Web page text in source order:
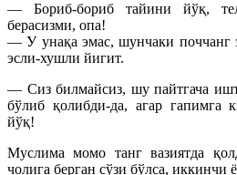
— Бориб-бориб тайини йўқ,
берасизми, опа!
— У унақа эмас, шунчаки поччанг
эсли-хушли йигит.
— Сиз билмайсиз, шу пайтгача
бўлиб қолибди-да, агар гапимга
йўқ!
Муслима момо танг вазиятда
чолига берган сўзи бўлса, иккинчи